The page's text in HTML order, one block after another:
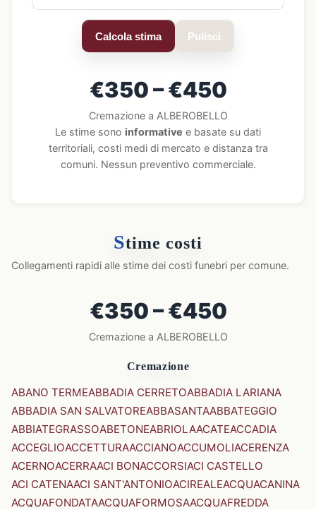
Calcola stima Pulisci
€350 – €450
Cremazione a ALBEROBELLO
Le stime sono informative e basate su dati
territoriali, costi medi di mercato e distanza tra
comuni. Nessun preventivo commerciale.
Stime costi
Collegamenti rapidi alle stime dei costi funebri per comune.
€350 – €450
Cremazione a ALBEROBELLO
Cremazione
ABANO TERMEABBADIA CERRETOABBADIA LARIANA
ABBADIA SAN SALVATOREABBASANTAABBATEGGIO
ABBIATEGRASSOABETONEABRIOLAACATEACCADIA
ACCEGLIOACCETTURAACCIANOACCUMOLIACERENZA
ACERNOACERRAACI BONACCORSIACI CASTELLO
ACI CATENAACI SANT'ANTONIOACIREALEACQUACANINA
ACQUAFONDATAACQUAFORMOSAACQUAFREDDA